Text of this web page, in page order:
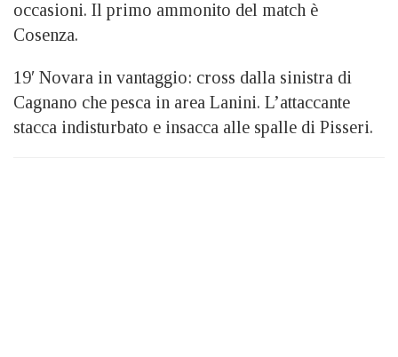
occasioni. Il primo ammonito del match è
Cosenza.
19′ Novara in vantaggio: cross dalla sinistra di
Cagnano che pesca in area Lanini. L’attaccante
stacca indisturbato e insacca alle spalle di Pisseri.